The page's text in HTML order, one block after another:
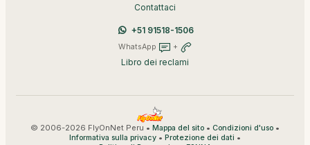
Contattaci
+51 91518-1506
WhatsApp +
Libro dei reclami
© 2006-2026 FlyOnNet Peru • Mappa del sito • Condizioni d'uso •
Informativa sulla privacy • Protezione dei dati •